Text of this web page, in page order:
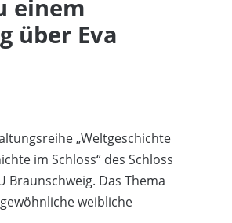
einem
über Eva
„Weltgeschichte
im Schloss“ des Schloss
Das Thema
weibliche